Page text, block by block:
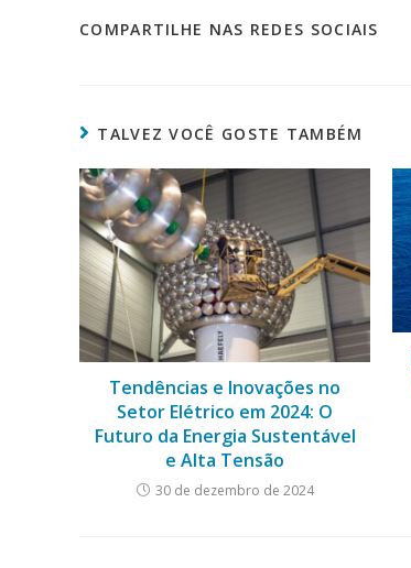
COMPARTILHE NAS REDES SOCIAIS
TALVEZ VOCÊ GOSTE TAMBÉM
Tendências e Inovações no
Setor Elétrico em 2024: O
Futuro da Energia Sustentável
e Alta Tensão
30 de dezembro de 2024